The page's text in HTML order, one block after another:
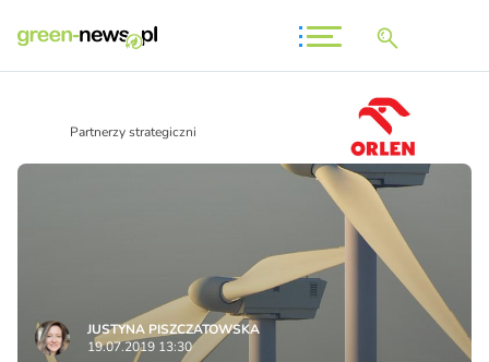
Partnerzy strategiczni
JUSTYNA PISZCZATOWSKA
19.07.2019 13:30